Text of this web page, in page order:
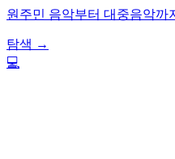
원주민 음악부터 대중음악까
탐색 →
💻